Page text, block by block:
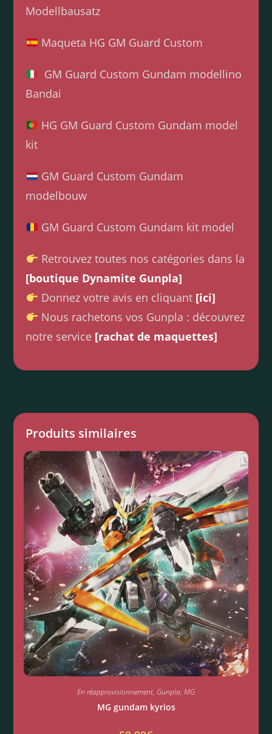
Modellbausatz
Maqueta HG GM Guard Custom
GM Guard Custom Gundam modellino
Bandai
HG GM Guard Custom Gundam model
kit
GM Guard Custom Gundam
modelbouw
GM Guard Custom Gundam kit model
Retrouvez toutes nos catégories dans la
[boutique Dynamite Gunpla]
Donnez votre avis en cliquant [ici]
Nous rachetons vos Gunpla : découvrez
notre service [rachat de maquettes]
Produits similaires
En réapprovisionnement, Gunpla, MG
MG gundam kyrios